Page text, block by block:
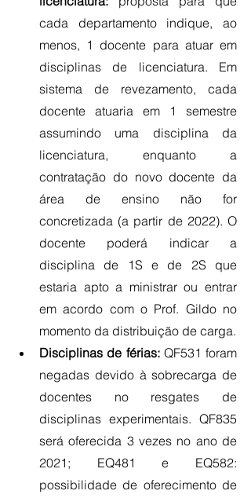
cada departamento indique, ao
menos, 1 docente para atuar em
disciplinas de licenciatura. Em
sistema de revezamento, cada
docente atuaria em 1 semestre
assumindo uma disciplina da
licenciatura, enquanto a
contratação do novo docente da
área de ensino não for
concretizada (a partir de 2022). O
docente poderá indicar a
disciplina de 1S e de 2S que
estaria apto a ministrar ou entrar
em acordo com o Prof. Gildo no
momento da distribuição de carga.
Disciplinas de férias: QF531 foram
negadas devido à sobrecarga de
docentes no resgates de
disciplinas experimentais. QF835
será oferecida 3 vezes no ano de
2021; EQ481 e EQ582:
possibilidade de oferecimento de